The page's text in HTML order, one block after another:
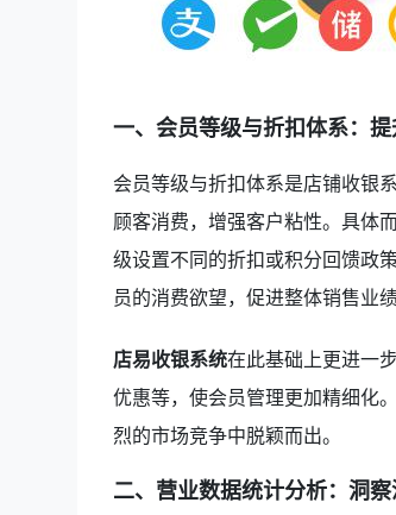
一、会员等级与折扣体系：
会员等级与折扣体系是店铺收银
顾客消费，增强客户粘性。具体
级设置不同的折扣或积分回馈政
员的消费欲望，促进整体销售业绩
店易收银系统在此基础上更进一
优惠等，使会员管理更加精细化
烈的市场竞争中脱颖而出。
二、营业数据统计分析：洞